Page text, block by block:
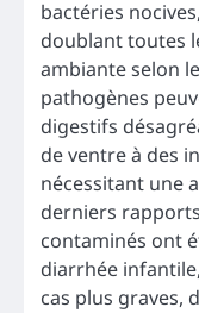
bactéries
doublant toutes
ambiante selon
pathogènes
digestifs
de ventre à des
nécessitant une
derniers
contaminés ont
diarrhée
cas plus graves,